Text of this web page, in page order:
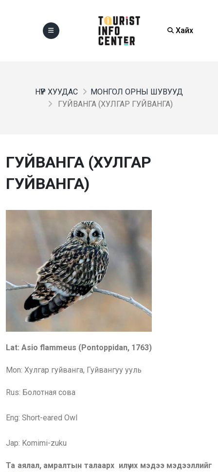
Хайх
НҮҮР ХУУДАС
МОНГОЛ ОРНЫ ШУВУУД
ГУЙВАНГА (ХУЛГАР ГУЙВАНГА)
ГУЙВАНГА (ХУЛГАР
ГУЙВАНГА)
Lat: Asio flammeus (Pontoppidan, 1763)
Mon: Хулгар гуйванга, Гуйвангуу ууль
Rus: Болотная сова
Eng: Short-eared Owl
Jap: Komimi-zuku
Та аялал, амралтын талаарх илүү их мэдээ мэдээллийг